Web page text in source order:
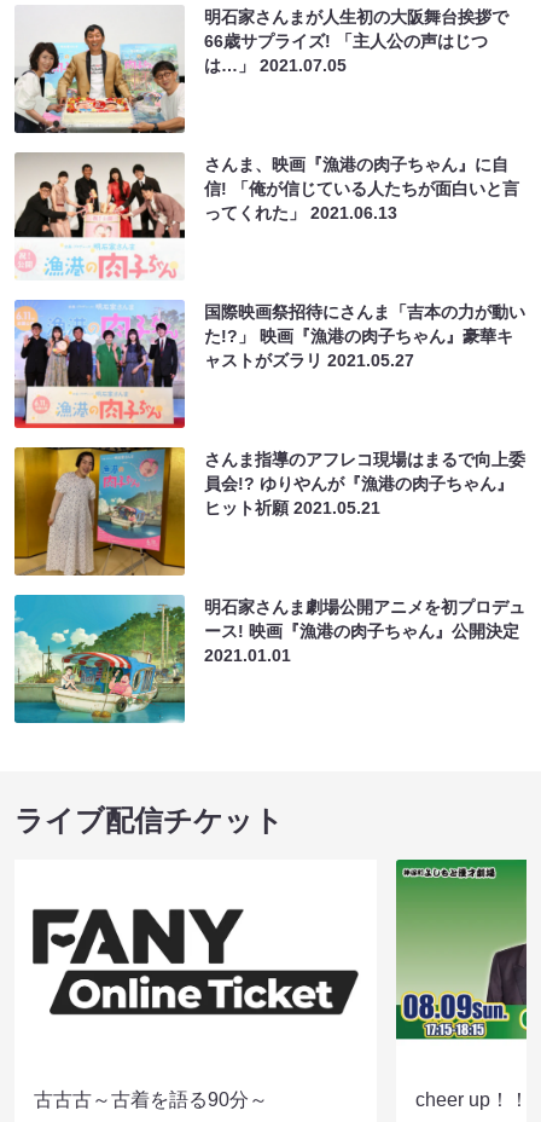
明石家さんまが人生初の大阪舞台挨拶で
66歳サプライズ! 「主人公の声はじつ
は…」2021.07.05
さんま、映画『漁港の肉子ちゃん』に自
信! 「俺が信じている人たちが面白いと言
ってくれた」2021.06.13
国際映画祭招待にさんま「吉本の力が動い
た!?」 映画『漁港の肉子ちゃん』豪華キ
ャストがズラリ2021.05.27
さんま指導のアフレコ現場はまるで向上委
員会!? ゆりやんが『漁港の肉子ちゃん』
ヒット祈願2021.05.21
明石家さんま劇場公開アニメを初プロデュ
ース! 映画『漁港の肉子ちゃん』公開決定
2021.01.01
ライブ配信チケット
古古古～古着を語る90分～
cheer up！